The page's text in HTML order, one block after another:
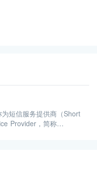
短信服务提供商（Short
Provider，简称